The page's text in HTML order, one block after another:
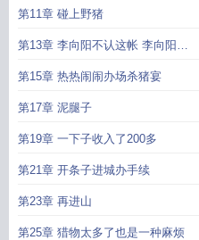
第11章 碰上野猪
第13章 李向阳不认这帐 李向阳看
见了
第15章 热热闹闹办场杀猪宴
第17章 泥腿子
第19章 一下子收入了200多
第21章 开条子进城办手续
第23章 再进山
第25章 猎物太多了也是一种麻烦